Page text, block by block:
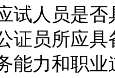
试人员是
证员所应
能力和职